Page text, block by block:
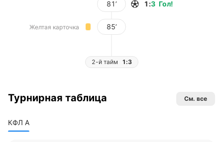
81’ Гол!
1 :3
Желтая карточка 85’
2-й тайм 1:3
Турнирная таблица См. все
КФЛ А